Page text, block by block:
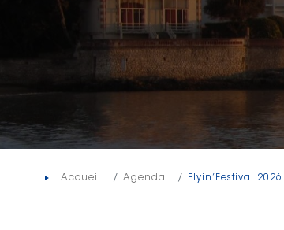
Accueil Agenda Flyin’Festival 2026